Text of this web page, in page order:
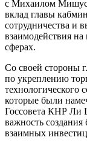
с Михаилом
вклад главы
сотрудничества и
взаимодействия
сферах.
Со своей стороны
по укреплению
технологического
которые были
Госсовета КНР Ли
важность
взаимных